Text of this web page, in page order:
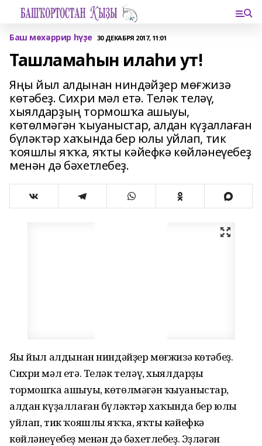
Баш мөхәррир һүҙе 30 ДЕКАБРЯ 2017, 11:01
Ташламаһын илаһи ут!
Яңы йыл алдынан ниндәйҙер мөғжизә
көтәбеҙ. Сихри мәл етә. Теләк теләү,
хыялдарҙың тормошҡа ашыуы,
көтөлмәгән ҡыуаныстар, алдан күҙаллаған
бүләктәр хаҡында бер юлы уйлап, тик
ҡояшлы яҡҡа, яҡты кәйефкә көйләнеүебеҙ
менән дә бәхетлебеҙ.
Яңы йыл алдынан ниндәйҙер мөғжизә көтәбеҙ.
Сихри мәл етә. Теләк теләү, хыялдарҙың
тормошҡа ашыуы, көтөлмәгән ҡыуаныстар,
алдан күҙаллаған бүләктәр хаҡында бер юлы
уйлап, тик ҡояшлы яҡҡа, яҡты кәйефкә
көйләнеүебеҙ менән дә бәхетлебеҙ. Эҙләгән